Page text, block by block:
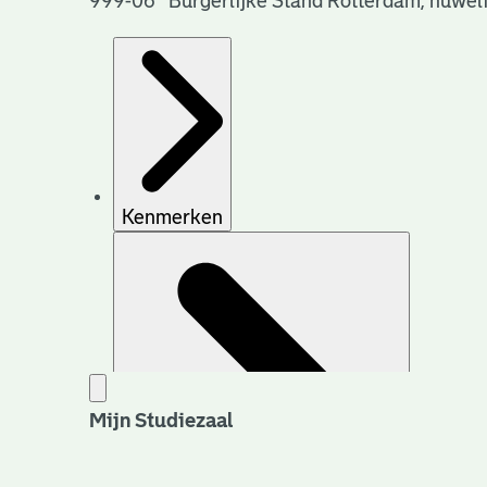
Kenmerken
Mijn Studiezaal